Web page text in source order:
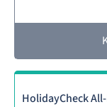
HolidayCheck